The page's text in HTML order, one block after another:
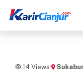
14 Views·